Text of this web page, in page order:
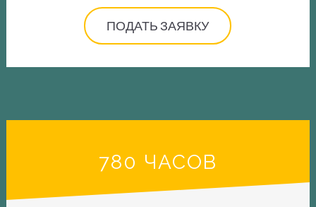
ПОДАТЬ ЗАЯВКУ
780 ЧАСОВ